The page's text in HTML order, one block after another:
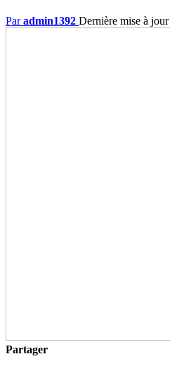
Paradmin1392 Dernière mise à jour
Partager